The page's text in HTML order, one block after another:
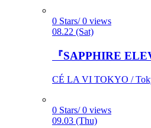
0 Stars/ 0 views
08.22 (Sat)
『SAPPHIRE
CÉ LA VI TOKYO /
0 Stars/ 0 views
09.03 (Thu)